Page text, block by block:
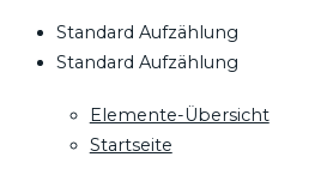
Standard Aufzählung
Standard Aufzählung
Elemente-Übersicht
Startseite